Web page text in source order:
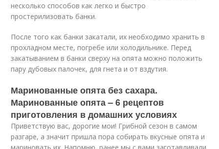
несколько способов как легко и быстро
простерилизовать банки.
После того как банки закатали, их необходимо хранить в
прохладном месте, погребе или холодильнике. Перед
закатыванием в банки сверху на опята можно положить
пару дубовых палочек, для гнета и от вздутия.
Маринованные опята без сахара.
Маринованные опята – 6 рецептов
приготовления в домашних условиях
Приветствую вас, дорогие мои! Грибной сезон в самом
разгаре, а значит пришла пора собирать вкусные опята и